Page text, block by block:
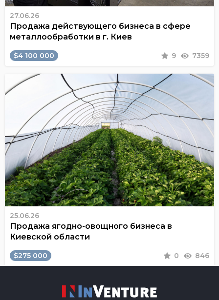
27.06.26
Продажа действующего бизнеса в сфере
металлообработки в г. Киев
$4 100 000 9 7359
25.06.26
Продажа ягодно-овощного бизнеса в
Киевской области
$275 000 0 846